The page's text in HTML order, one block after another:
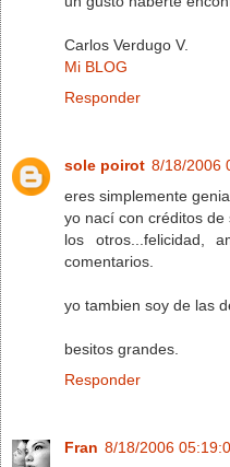
Carlos Verdugo V.
Mi BLOG
Responder
sole poirot 8/18/2006
eres simplemente
yo nací con créditos de
los otros...felicidad,
comentarios.
yo tambien soy de las
besitos grandes.
Responder
Fran 8/18/2006